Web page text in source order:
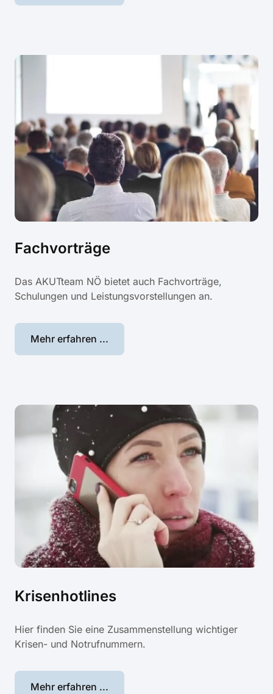
Fachvorträge
Das AKUTteam NÖ bietet auch Fachvorträge,
Schulungen und Leistungsvorstellungen an.
Mehr erfahren ...
Krisenhotlines
Hier finden Sie eine Zusammenstellung wichtiger
Krisen- und Notrufnummern.
Mehr erfahren ...